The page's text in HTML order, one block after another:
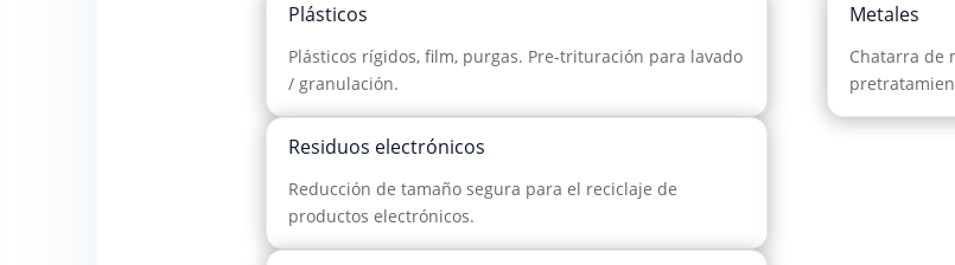
Plásticos
Plásticos rígidos, film, purgas. Pre-trituración para lavado
/ granulación.
Metales
Chatarra de
Residuos electrónicos
Reducción de tamaño segura para el reciclaje de
productos electrónicos.